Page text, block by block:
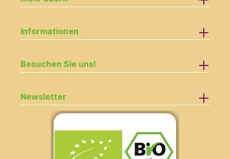
Informationen
Besuchen Sie uns!
Newsletter